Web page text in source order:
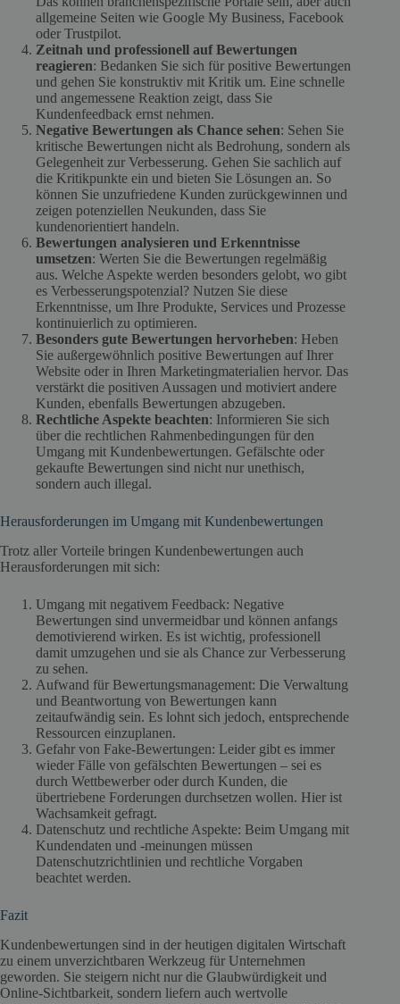
allgemeine Seiten wie Google My Business, Facebook
oder Trustpilot.
Zeitnah und professionell auf Bewertungen
reagieren: Bedanken Sie sich für positive Bewertungen
und gehen Sie konstruktiv mit Kritik um. Eine schnelle
und angemessene Reaktion zeigt, dass Sie
Kundenfeedback ernst nehmen.
Negative Bewertungen als Chance sehen: Sehen Sie
kritische Bewertungen nicht als Bedrohung, sondern als
Gelegenheit zur Verbesserung. Gehen Sie sachlich auf
die Kritikpunkte ein und bieten Sie Lösungen an. So
können Sie unzufriedene Kunden zurückgewinnen und
zeigen potenziellen Neukunden, dass Sie
kundenorientiert handeln.
Bewertungen analysieren und Erkenntnisse
umsetzen: Werten Sie die Bewertungen regelmäßig
aus. Welche Aspekte werden besonders gelobt, wo gibt
es Verbesserungspotenzial? Nutzen Sie diese
Erkenntnisse, um Ihre Produkte, Services und Prozesse
kontinuierlich zu optimieren.
Besonders gute Bewertungen hervorheben: Heben
Sie außergewöhnlich positive Bewertungen auf Ihrer
Website oder in Ihren Marketingmaterialien hervor. Das
verstärkt die positiven Aussagen und motiviert andere
Kunden, ebenfalls Bewertungen abzugeben.
Rechtliche Aspekte beachten: Informieren Sie sich
über die rechtlichen Rahmenbedingungen für den
Umgang mit Kundenbewertungen. Gefälschte oder
gekaufte Bewertungen sind nicht nur unethisch,
sondern auch illegal.
Herausforderungen im Umgang mit Kundenbewertungen
Trotz aller Vorteile bringen Kundenbewertungen auch
Herausforderungen mit sich:
Umgang mit negativem Feedback: Negative
Bewertungen sind unvermeidbar und können anfangs
demotivierend wirken. Es ist wichtig, professionell
damit umzugehen und sie als Chance zur Verbesserung
zu sehen.
Aufwand für Bewertungsmanagement: Die Verwaltung
und Beantwortung von Bewertungen kann
zeitaufwändig sein. Es lohnt sich jedoch, entsprechende
Ressourcen einzuplanen.
Gefahr von Fake-Bewertungen: Leider gibt es immer
wieder Fälle von gefälschten Bewertungen – sei es
durch Wettbewerber oder durch Kunden, die
übertriebene Forderungen durchsetzen wollen. Hier ist
Wachsamkeit gefragt.
Datenschutz und rechtliche Aspekte: Beim Umgang mit
Kundendaten und -meinungen müssen
Datenschutzrichtlinien und rechtliche Vorgaben
beachtet werden.
Fazit
Kundenbewertungen sind in der heutigen digitalen Wirtschaft
zu einem unverzichtbaren Werkzeug für Unternehmen
geworden. Sie steigern nicht nur die Glaubwürdigkeit und
Online-Sichtbarkeit, sondern liefern auch wertvolle